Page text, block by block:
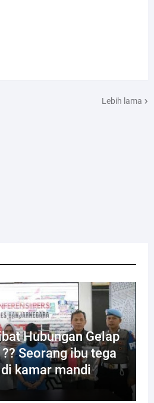
Hubungan Gelap
Seorang ibu tega
kamar mandi
Lebih lama